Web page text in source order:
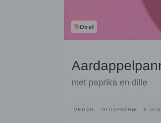
Deal
met paprika en dille
VEGAN GLUTENARM